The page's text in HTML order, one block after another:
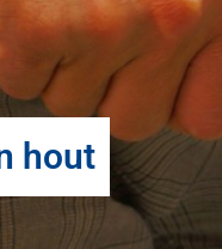
hout